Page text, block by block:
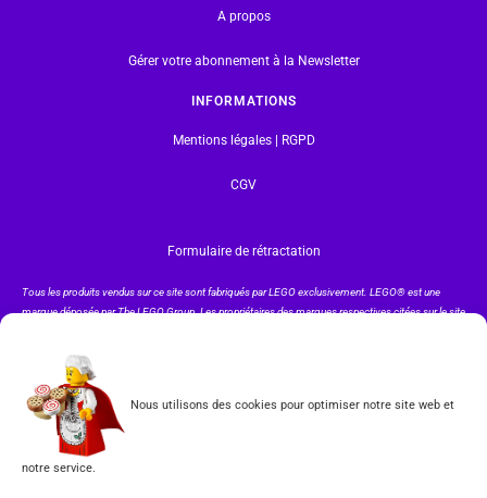
Nous utilisons des cookies pour optimiser notre site web et
notre service.
A propos
Gérer votre abonnement à la Newsletter
INFORMATIONS
Mentions légales | RGPD
CGV
Formulaire de rétractation
Tous les produits vendus sur ce site sont fabriqués par LEGO exclusivement. LEGO® est une
marque déposée par The LEGO Group. Les propriétaires des marques respectives citées sur le site
INSCRIPTION À LA NEWSLETTER